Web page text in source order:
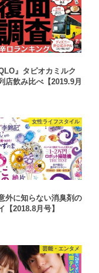
』タピオカミルク
店飲み比べ【2019.9月
女性ライフスタイル
外に知らない消臭剤の
【2018.8月号】
芸能・エンタメ